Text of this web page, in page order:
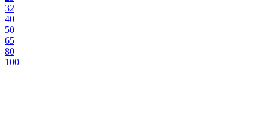
32
40
50
65
80
100